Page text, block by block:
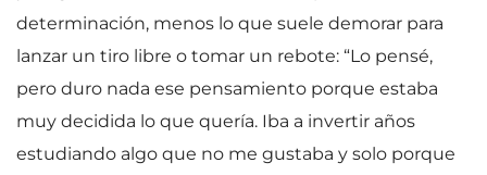
determinación, menos lo que suele demorar para
lanzar un tiro libre o tomar un rebote: “Lo pensé,
pero duro nada ese pensamiento porque estaba
muy decidida lo que quería. Iba a invertir años
estudiando algo que no me gustaba y solo porque